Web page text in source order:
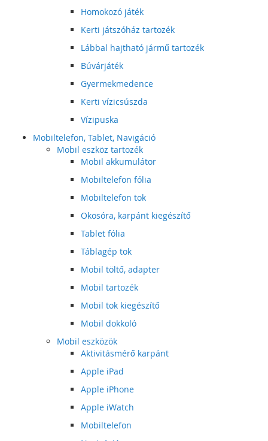
Homokozó játék
Kerti játszóház tartozék
Lábbal hajtható jármű tartozék
Búvárjáték
Gyermekmedence
Kerti vízicsúszda
Vízipuska
Mobiltelefon, Tablet, Navigáció
Mobil eszköz tartozék
Mobil akkumulátor
Mobiltelefon fólia
Mobiltelefon tok
Okosóra, karpánt kiegészítő
Tablet fólia
Táblagép tok
Mobil töltő, adapter
Mobil tartozék
Mobil tok kiegészítő
Mobil dokkoló
Mobil eszközök
Aktivitásmérő karpánt
Apple iPad
Apple iPhone
Apple iWatch
Mobiltelefon